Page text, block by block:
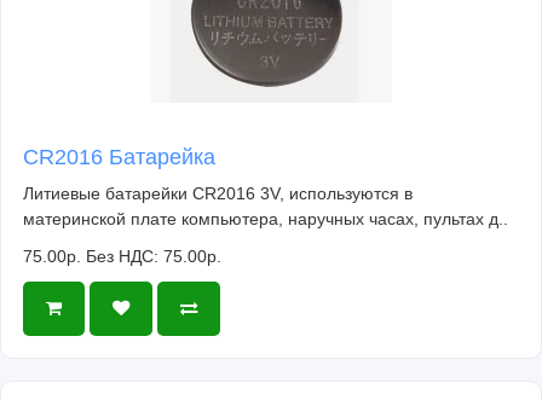
CR2016 Батарейка
Литиевые батарейки CR2016 3V, используются в
материнской плате компьютера, наручных часах, пультах д..
75.00р. Без НДС: 75.00р.